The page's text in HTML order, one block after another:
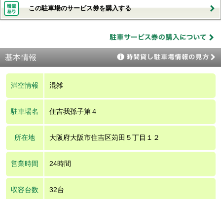
この駐車場のサービス券を購入する
基本情報
満空情報 混雑
駐車場名 住吉我孫子第４
所在地 大阪府大阪市住吉区苅田５丁目１２
営業時間 24時間
収容台数 32台